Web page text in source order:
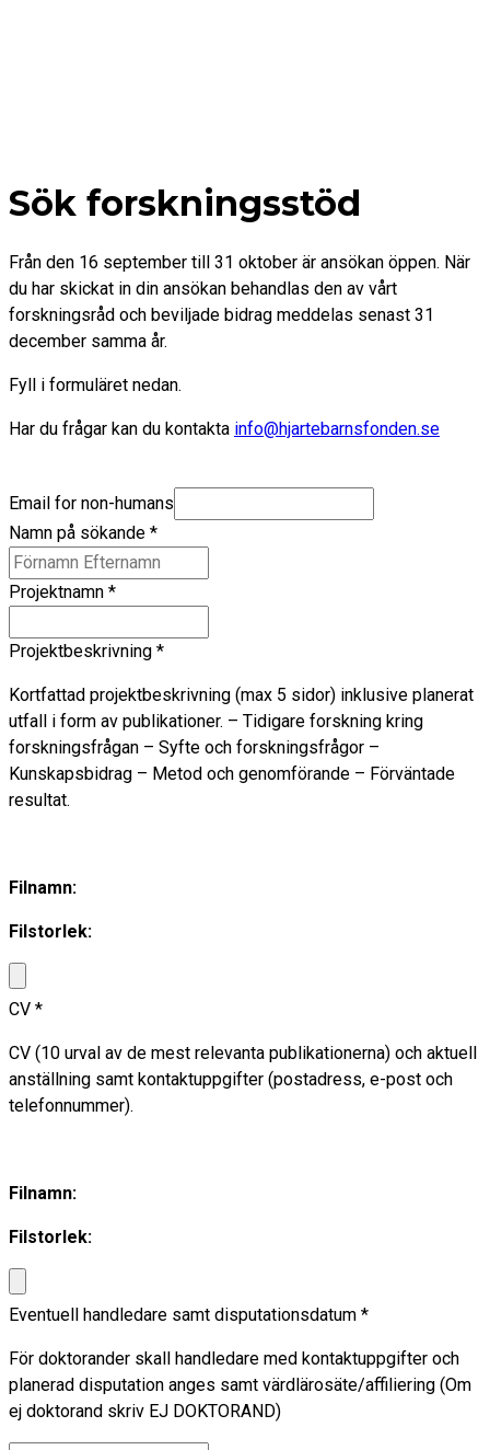
Sök forskningsstöd
Från den 16 september till 31 oktober är ansökan öppen. När
du har skickat in din ansökan behandlas den av vårt
forskningsråd och beviljade bidrag meddelas senast 31
december samma år.
Fyll i formuläret nedan.
Har du frågar kan du kontakta info@hjartebarnsfonden.se
Email for non-humans
Namn på sökande *
Projektnamn *
Projektbeskrivning *
Kortfattad projektbeskrivning (max 5 sidor) inklusive planerat
utfall i form av publikationer. – Tidigare forskning kring
forskningsfrågan – Syfte och forskningsfrågor –
Kunskapsbidrag – Metod och genomförande – Förväntade
resultat.
Filnamn:
Filstorlek:
CV *
CV (10 urval av de mest relevanta publikationerna) och aktuell
anställning samt kontaktuppgifter (postadress, e-post och
telefonnummer).
Filnamn:
Filstorlek:
Eventuell handledare samt disputationsdatum *
För doktorander skall handledare med kontaktuppgifter och
planerad disputation anges samt värdlärosäte/affiliering (Om
ej doktorand skriv EJ DOKTORAND)